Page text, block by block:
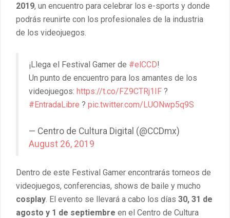
2019, un encuentro para celebrar los e-sports y donde
podrás reunirte con los profesionales de la industria
de los videojuegos.
¡Llega el Festival Gamer de #elCCD!
Un punto de encuentro para los amantes de los
videojuegos: https://t.co/FZ9CTRj1IF ?
#EntradaLibre ? pic.twitter.com/LUONwp5q9S
— Centro de Cultura Digital (@CCDmx)
August 26, 2019
Dentro de este Festival Gamer encontrarás torneos de
videojuegos, conferencias, shows de baile y mucho
cosplay . El evento se llevará a cabo los días 30, 31 de
agosto y 1 de septiembre en el Centro de Cultura